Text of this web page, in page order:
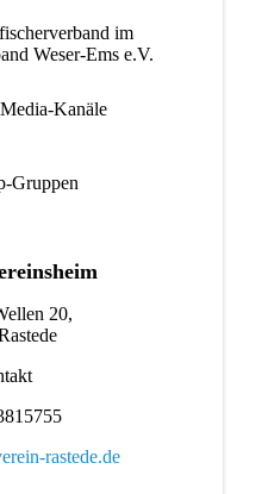
im
Weser-Ems e.V.
Kanäle
Gruppen
20,
rastede.de